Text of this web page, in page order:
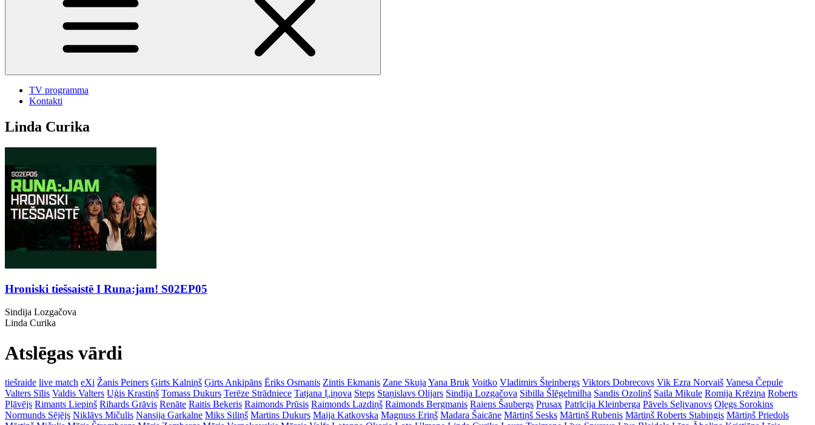
TV programma
Kontakti
Linda Curika
Hroniski tiešsaistē I Runa:jam! S02EP05
Sindija Lozgačova
Linda Curika
Atslēgas vārdi
tiešraide live match eXi Žanis Peiners Ģirts Kalniņš Ģirts Ankipāns Ēriks Osmanis Zintis Ekmanis Zane Skuja Yana Bruk Voitko Vladimirs Šteinbergs Viktors Dobrecovs Vik Ezra Norvaiš Vanesa Čepule
Valters Sīlis Valdis Valters Uģis Krastiņš Tomass Dukurs Terēze Strādniece Tatjana Ļiņova Steps Staņislavs Olijars Sindija Lozgačova Sibilla Šlēgelmilha Sandis Ozoliņš Saila Mikule Romija Krēziņa Roberts
Pļāvējs Rimants Liepiņš Rihards Grāvis Renāte Raitis Beķeris Raimonds Prūsis Raimonds Lazdiņš Raimonds Bergmanis Raiens Šaubergs Prusax Patrīcija Kleinberga Pāvels Seļivanovs Oļegs Sorokins
Normunds Sējējs Niklāvs Mičulis Nansija Garkalne Miks Siliņš Martins Dukurs Maija Katkovska Magnuss Eriņš Madara Šaicāne Mārtiņš Sesks Mārtiņš Rubenis Mārtiņš Roberts Stabingis Mārtiņš Priedols